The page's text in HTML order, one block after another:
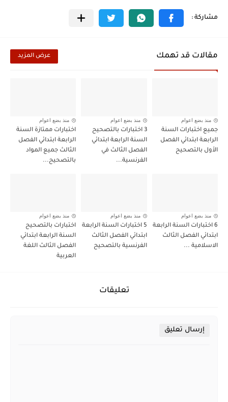
مقالات قد تهمك عرض المزيد
منذ بضع اعوام
جميع اختبارات السنة
الرابعة ابتدائي الفصل
الأول بالتصحيح
منذ بضع اعوام
3 اختبارات بالتصحيح
السنة الرابعة ابتدائي
الفصل الثالث في
الفرنسية...
منذ بضع اعوام
اختبارات ممتازة السنة
الرابعة ابتدائي الفصل
الثالث جميع المواد
بالتصحيح...
منذ بضع اعوام
6 اختبارات السنة الرابعة
ابتدائي الفصل الثالث
الاسلامية ...
منذ بضع اعوام
5 اختبارات السنة الرابعة
ابتدائي الفصل الثالث
الفرنسية بالتصحيح
منذ بضع اعوام
اختبارات بالتصحيح
السنة الرابعة ابتدائي
الفصل الثالث اللغة
العربية
تعليقات
إرسال تعليق